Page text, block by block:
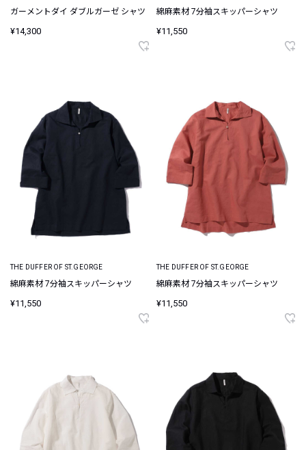
ガーメントダイ ダブルガーゼ シャツ
¥14,300
綿麻素材 7分袖スキッパーシャツ
¥11,550
THE DUFFER OF ST.GEORGE
綿麻素材 7分袖スキッパーシャツ
¥11,550
THE DUFFER OF ST.GEORGE
綿麻素材 7分袖スキッパーシャツ
¥11,550